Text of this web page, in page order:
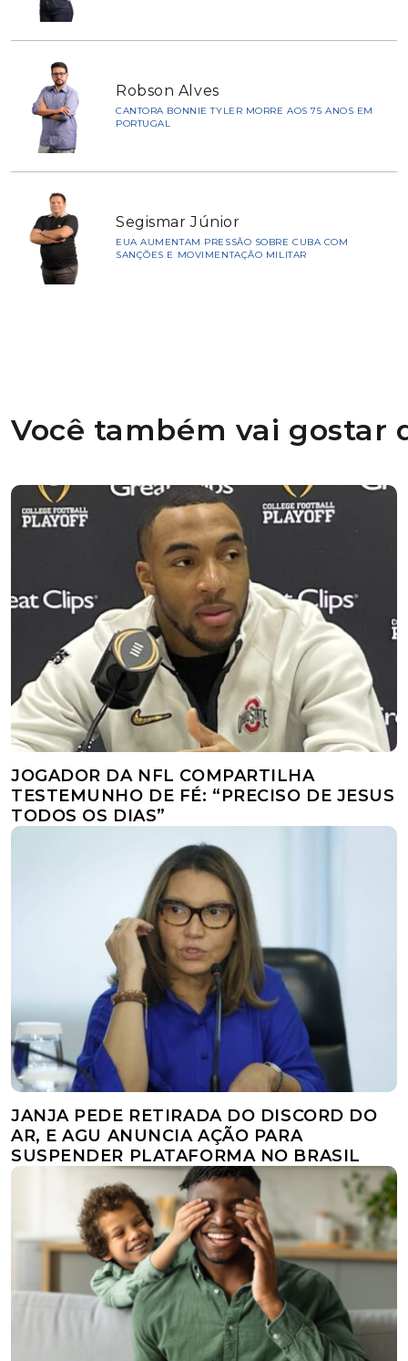
Robson Alves
CANTORA BONNIE TYLER MORRE AOS 75 ANOS EM
PORTUGAL
Segismar Júnior
EUA AUMENTAM PRESSÃO SOBRE CUBA COM
SANÇÕES E MOVIMENTAÇÃO MILITAR
Você também vai gostar
JOGADOR DA NFL COMPARTILHA
TESTEMUNHO DE FÉ: “PRECISO DE JESUS
TODOS OS DIAS”
JANJA PEDE RETIRADA DO DISCORD DO
AR, E AGU ANUNCIA AÇÃO PARA
SUSPENDER PLATAFORMA NO BRASIL